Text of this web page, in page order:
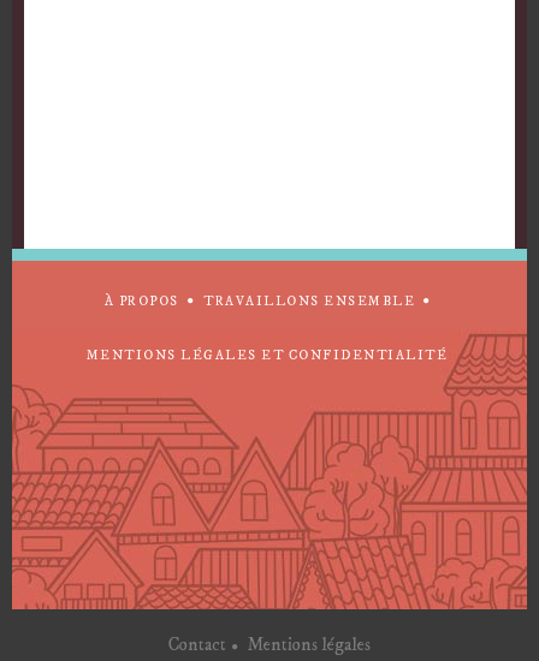
À PROPOS TRAVAILLONS ENSEMBLE
MENTIONS LÉGALES ET CONFIDENTIALITÉ
Contact Mentions légales